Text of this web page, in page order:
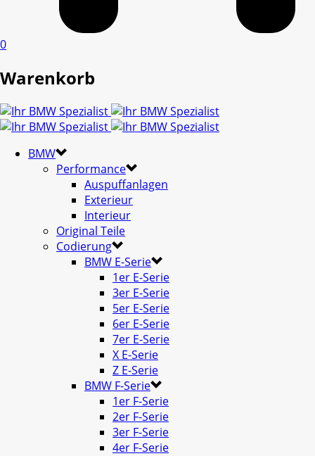
0
Warenkorb
BMW
Performance
Auspuffanlagen
Exterieur
Interieur
Original Teile
Codierung
BMW E-Serie
1er E-Serie
3er E-Serie
5er E-Serie
6er E-Serie
7er E-Serie
X E-Serie
Z E-Serie
BMW F-Serie
1er F-Serie
2er F-Serie
3er F-Serie
4er F-Serie